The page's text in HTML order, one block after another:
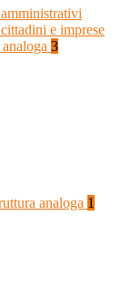
e imprese
3
analoga 1